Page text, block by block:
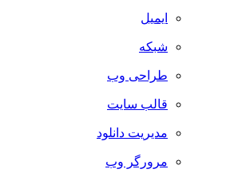
ایمیل
شبکه
طراحی وب
قالب سایت
مدیریت دانلود
مرورگر وب